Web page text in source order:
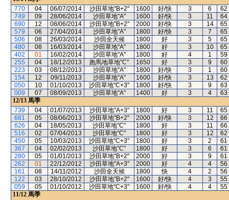
770
04 06/07/2014 沙田草地"B+2" 1600 好/快 3 6
62
749
09 28/06/2014 沙田草地"A" 1600 好/快 3 11
64
690
12 08/06/2014 沙田草地"B+2" 2000 好/快 3 14
65
579
06 27/04/2014 沙田草地"A" 1800 好/快 3 7
65
506
08 26/03/2014 沙田全天候 1800 好 3 5
65
480
08 16/03/2014 沙田草地"A" 1800 好 3 10
65
402
01 16/02/2014 沙田草地"A" 1800 好 4 1
59
255
04 18/12/2013 跑馬地草地"C" 1650 好 3 9
60
223
03 08/12/2013 沙田草地"A" 1800 好/快 3 1
60
154
12 09/11/2013 沙田草地"A" 1600 好/快 3 13
62
050
10 01/10/2013 沙田草地"C+3" 1800 好/快 3 9
63
009
07 08/09/2013 沙田草地"A" 1400 好 3 4
63
12/13 馬季
739
04 01/07/2013 沙田草地"A+3" 1800 好 3 11
65
681
05 08/06/2013 沙田草地"B+2" 2000 好/快 3 12
66
626
04 18/05/2013 沙田草地"C" 1800 好 3 11
66
516
02 07/04/2013 沙田草地"C" 1800 好 3 12
62
450
05 10/03/2013 沙田草地"C+3" 1800 好 3 2
61
367
04 02/02/2013 沙田草地"C" 1800 好 3 6
61
280
05 01/01/2013 沙田草地"B+2" 2000 好 3 9
61
262
01 22/12/2012 沙田草地"A+3" 2000 好 4 4
56
161
08 14/11/2012 沙田全天候 1800 快 4 2
56
122
03 28/10/2012 沙田草地"B+2" 1600 好/快 4 3
55
059
05 01/10/2012 沙田草地"C+3" 1600 好/快 4 4
55
11/12 馬季